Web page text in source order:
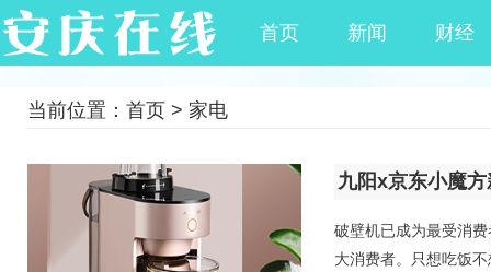
首页 新闻 财经
当前位置： 首页 > 家电
九阳x京东小魔
破壁机已成为最受消
大消费者。只想吃饭